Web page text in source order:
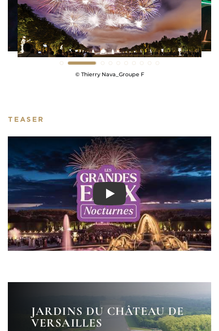
© Agathe Poupeney
TEASER
Play
JARDINS DU CHÂTEAU DE
VERSAILLES